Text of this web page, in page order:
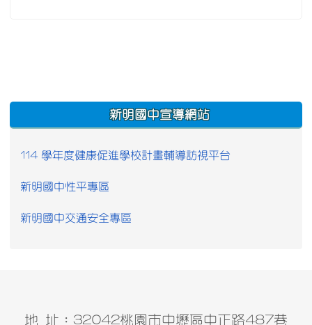
:::
新明國中宣導網站
114 學年度健康促進學校計畫輔導訪視平台
新明國中性平專區
新明國中交通安全專區
地 址：32042桃園市中壢區中正路487巷